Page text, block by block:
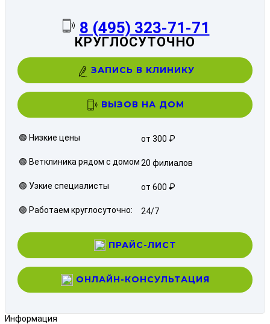
8 (495) 323-71-71
КРУГЛОСУТОЧНО
ЗАПИСЬ В КЛИНИКУ
ВЫЗОВ НА ДОМ
🟢 Низкие цены от 300 ₽
🟢 Ветклиника рядом с домом 20 филиалов
🟢 Узкие специалисты от 600 ₽
🟢 Работаем круглосуточно: 24/7
ПРАЙС-ЛИСТ
ОНЛАЙН-КОНСУЛЬТАЦИЯ
Информация